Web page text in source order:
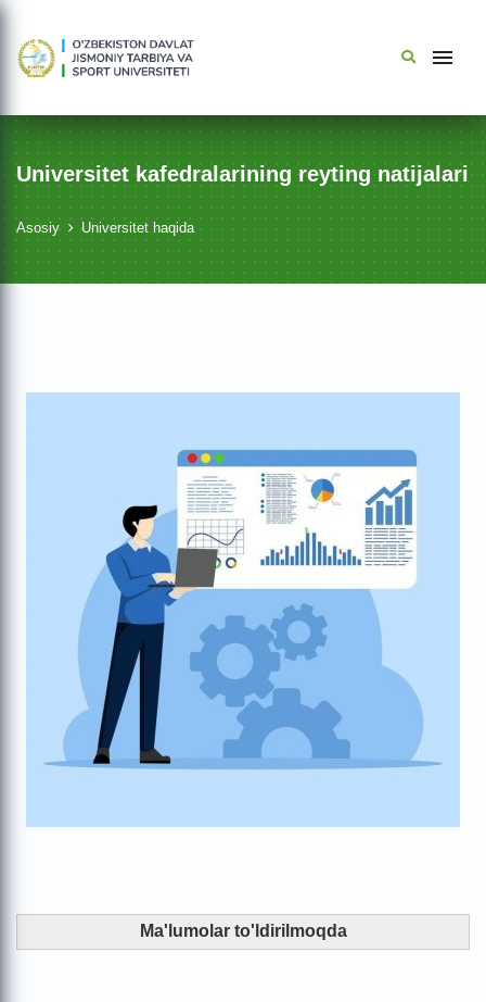
Universitet kafedralarining reyting natijalari
Asosiy Universitet haqida
Ma'lumolar to'ldirilmoqda